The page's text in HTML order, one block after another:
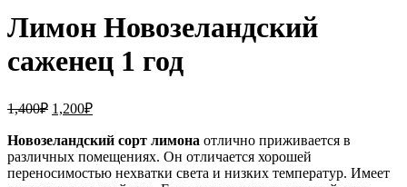
250₽.
Лимон Новозеландский
саженец 1 год
1,400₽ Первоначальная
составляла
1,400₽.
1,200₽Текущая
1,200₽.
Новозеландский сорт лимона отлично приживается в
различных помещениях. Он отличается хорошей
переносимостью нехватки света и низких температур. Имеет